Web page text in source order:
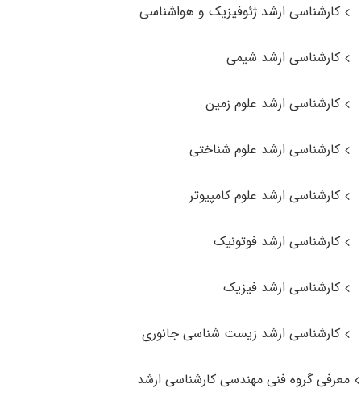
کارشناسی ارشد ژئوفیزیک و هواشناسی
کارشناسی ارشد شیمی
کارشناسی ارشد علوم زمین
کارشناسی ارشد علوم شناختی
کارشناسی ارشد علوم کامپیوتر
کارشناسی ارشد فوتونیک
کارشناسی ارشد فیزیک
کارشناسی ارشد زیست‌ شناسی جانوری
معرفی گروه فنی مهندسی کارشناسی ارشد